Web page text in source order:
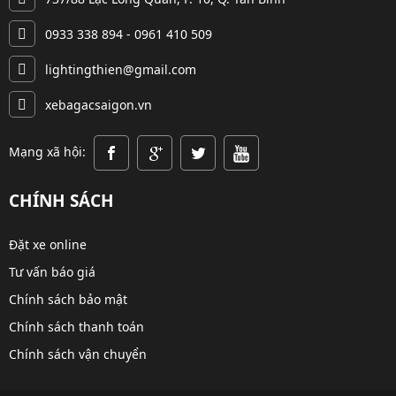
0933 338 894 - 0961 410 509
lightingthien@gmail.com
xebagacsaigon.vn
Mạng xã hội:
CHÍNH SÁCH
Đặt xe online
Tư vấn báo giá
Chính sách bảo mật
Chính sách thanh toán
Chính sách vận chuyển